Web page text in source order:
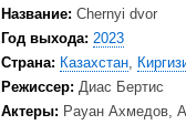
Название: Chernyi dvor
Год выхода: 2023
Страна: Казахстан,
Режиссер: Диас Бертис
Актеры: Рауан Ахмедов,